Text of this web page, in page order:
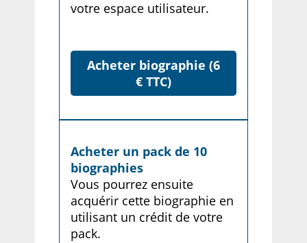
votre espace utilisateur.
Acheter biographie (6
€ TTC)
Acheter un pack de 10
biographies
Vous pourrez ensuite
acquérir cette biographie en
utilisant un crédit de votre
pack.